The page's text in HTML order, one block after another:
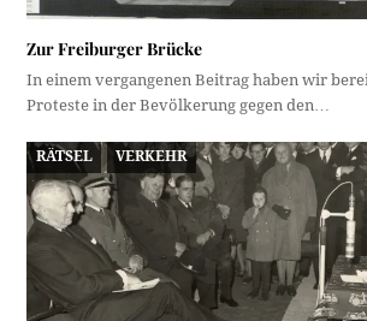
Zur Freiburger Brücke
In einem vergangenen Beitrag haben wir
Proteste in der Bevölkerung gegen den…
RÄTSEL VERKEHR